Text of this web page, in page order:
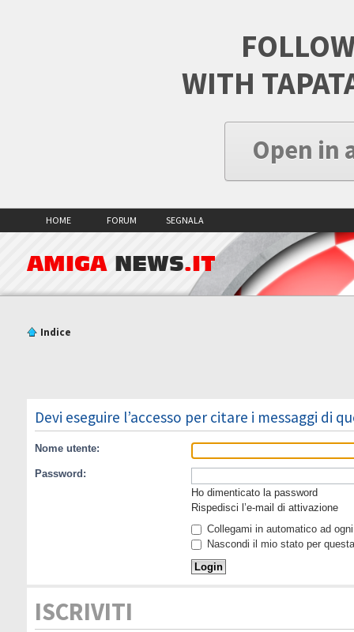
WITH
Open in
HOME FORUM SEGNALA
AMIGA NEWS.IT
Indice
Devi eseguire l’accesso per citare i messaggi di
Nome utente:
Password:
Ho dimenticato la password
Rispedisci l’e-mail di attivazione
Collegami in automatico ad
Nascondi il mio stato per
ISCRIVITI